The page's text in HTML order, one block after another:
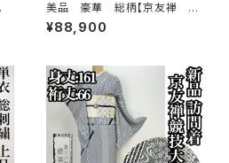
美品 豪華 総柄【京友禅 古
典柄】正絹 振袖セット q993
¥88,900